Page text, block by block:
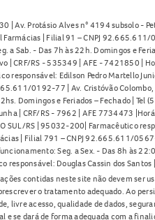
Av. Protásio Alves n° 4194 subsolo -
| Filial 91 – CNPJ
Sab. - Das 7h às 22h. Domingos e
| CRF/RS - 535349 | AFE - 7421850 |
responsável: Edilson Pedro Martello
0192-77 | Av. Cristóvão
Domingos e Feriados – Fechado |
| CRF/RS - 7962 | AFE 7734473
SUL/RS | 95032-200| Farmacêutico
| Filial 791 – CNPJ 92.665.611/
Seg. a Sex. - Das 8h às
responsável: Douglas Cassin dos
contidas neste site não devem ser
o tratamento adequado. Ao
livre acesso, qualidade de dados,
se dará de forma adequada com a